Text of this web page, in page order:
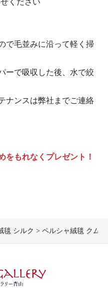
ください
で毛並みに沿って軽く掃
ーで吸収した後、水で絞
ナンスは弊社までご連絡
をもれなくプレゼント！
毯 シルク ペルシャ絨毯 クム産